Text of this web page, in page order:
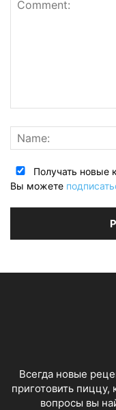
Получать новые
Вы можете
Всегда новые
приготовить пиццу,
вопросы вы